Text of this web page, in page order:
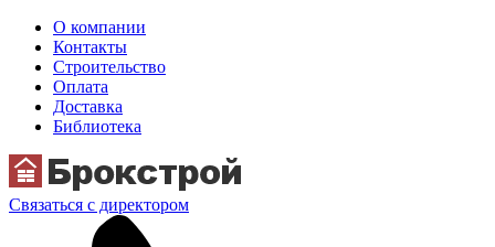
О компании
Контакты
Строительство
Оплата
Доставка
Библиотека
Связаться с директором